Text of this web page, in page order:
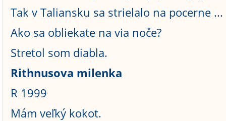
Tak v Taliansku sa strielalo na pocerne ...
Ako sa obliekate na via noče?
Stretol som diabla.
Rithnusova milenka
R 1999
Mám veľký kokot.